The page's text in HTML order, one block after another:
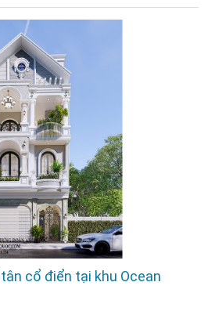
cổ điển tại khu Ocean